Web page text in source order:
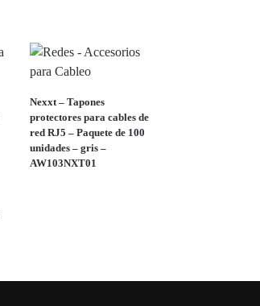
Nexxt – Tapones
protectores para cables de
red RJ5 – Paquete de 100
unidades – gris –
AW103NXT01